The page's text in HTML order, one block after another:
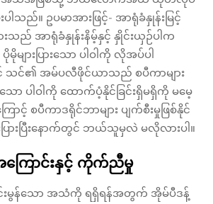
သည်။ ဥပမာအားဖြင့်- အာရုံခံနှုန်းမြင့်
ားသည် အာရုံခံနှုန်းနိမ့်နှင့် နှိုင်းယှဉ်ပါက
ားပြားသော ပါဝါကို လိုအပ်ပါ
သင်၏ အမ်ပလီဖိုင်ယာသည် စပီကာများ
ပါဝါကို ထောက်ပံ့နိုင်ခြင်းရှိမရှိကို မမေ့
ာင့် စပီကာဒရိုင်ဘာများ ပျက်စီးမှုဖြစ်နိုင်
ပြားပြီးနောက်တွင် ဘယ်သူမှလဲ မလိုလားပါ။
အကြောင်းနှင့် ကိုက်ညီမှု
င်းမွန်သော အသံကို ရရှိရန်အတွက် အိုမ်ပီဒန့်